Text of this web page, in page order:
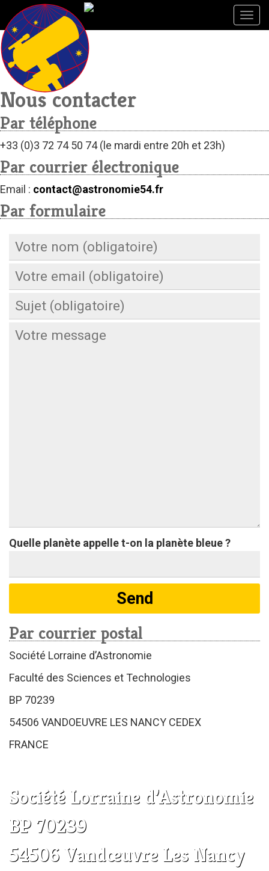
Nous contacter
Par téléphone
+33 (0)3 72 74 50 74 (le mardi entre 20h et 23h)
Par courrier électronique
Email : contact@astronomie54.fr
Par formulaire
Quelle planète appelle t-on la planète bleue ?
Par courrier postal
Société Lorraine d’Astronomie
Faculté des Sciences et Technologies
BP 70239
54506 VANDOEUVRE LES NANCY CEDEX
FRANCE
Société Lorraine d’Astronomie
BP 70239
54506 Vandœuvre Les Nancy